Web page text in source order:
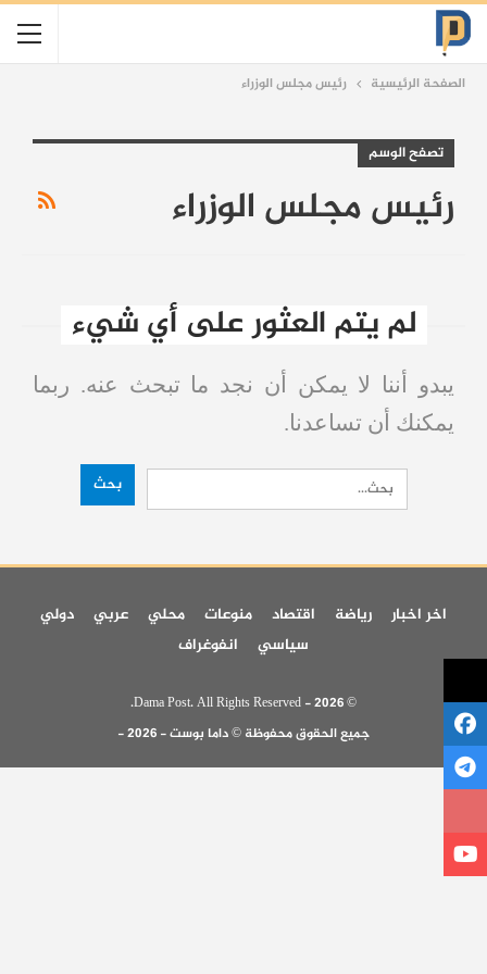
الصفحة الرئيسية رئيس مجلس الوزراء
تصفح الوسم
رئيس مجلس الوزراء
لم يتم العثور على أي شيء
يبدو أننا لا يمكن أن نجد ما تبحث عنه. ربما
يمكنك أن تساعدنا.
اخر اخبار رياضة اقتصاد منوعات محلي عربي
دولي
سياسي
انفوغراف
© 2026 - Dama Post. All Rights Reserved.
جميع الحقوق محفوظة © داما بوست - 2026 -